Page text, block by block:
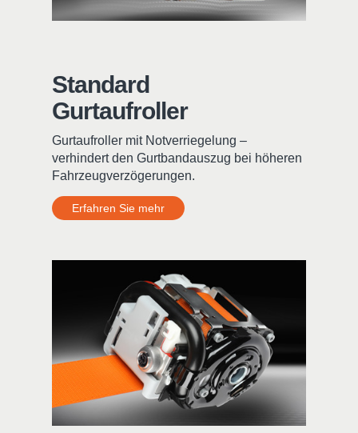
Standard
Gurtaufroller
Gurtaufroller mit Notverriegelung –
verhindert den Gurtbandauszug bei höheren
Fahrzeugverzögerungen.
Erfahren Sie mehr